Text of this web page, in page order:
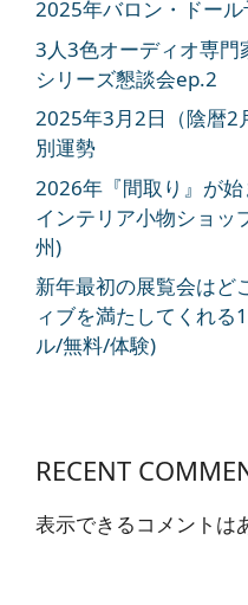
2025年バロン・ドー
3人3色オーディオ専
シリーズ懇談会ep.2
2025年3月2日（陰暦2
別運勢
2026年『間取り』が
インテリア小物ショッ
州)
新年最初の展覧会はど
ィブを満たしてくれる
ル/無料/体験)
RECENT
表示できるコメントは